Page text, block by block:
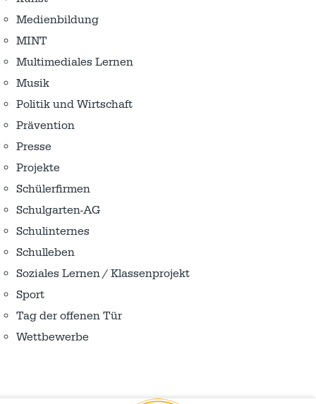
Medienbildung
MINT
Multimediales Lernen
Musik
Politik und Wirtschaft
Prävention
Presse
Projekte
Schülerfirmen
Schulgarten-AG
Schulinternes
Schulleben
Soziales Lernen / Klassenprojekt
Sport
Tag der offenen Tür
Wettbewerbe